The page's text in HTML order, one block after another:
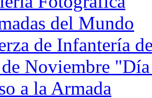
del Mundo
de Infantería
Noviembre
a la Armada